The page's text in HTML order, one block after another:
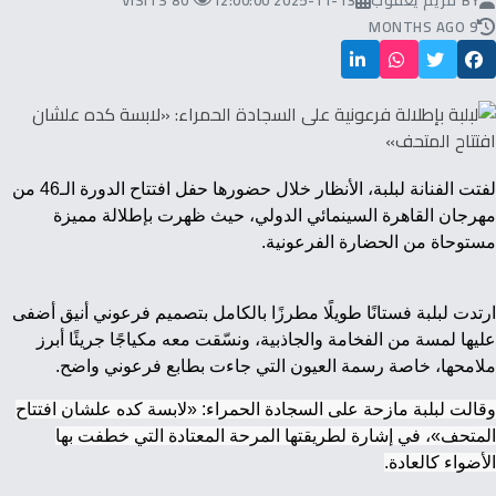
9 MONTHS AGO
لفتت الفنانة لبلبة، الأنظار خلال حضورها حفل افتتاح الدورة الـ46 من
مهرجان القاهرة السينمائي الدولي، حيث ظهرت بإطلالة مميزة
مستوحاة من الحضارة الفرعونية.
ارتدت لبلبة فستانًا طويلًا مطرزًا بالكامل بتصميم فرعوني أنيق أضفى
عليها لمسة من الفخامة والجاذبية، ونسّقت معه مكياجًا جريئًا أبرز
ملامحها، خاصة رسمة العيون التي جاءت بطابع فرعوني واضح.
وقالت لبلبة مازحة على السجادة الحمراء: «لابسة كده علشان افتتاح
المتحف»، في إشارة لطريقتها المرحة المعتادة التي خطفت بها
الأضواء كالعادة.